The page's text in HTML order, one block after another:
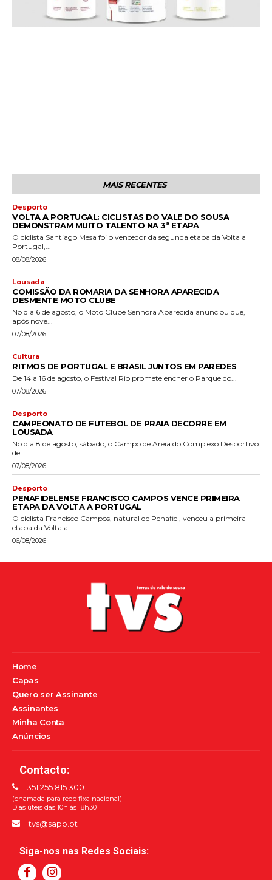
MAIS RECENTES
Desporto
VOLTA A PORTUGAL: CICLISTAS DO VALE DO SOUSA
DEMONSTRAM MUITO TALENTO NA 3ª ETAPA
O ciclista Santiago Mesa foi o vencedor da segunda etapa da Volta a
Portugal,...
08/08/2026
Lousada
COMISSÃO DA ROMARIA DA SENHORA APARECIDA
DESMENTE MOTO CLUBE
No dia 6 de agosto, o Moto Clube Senhora Aparecida anunciou que,
após nove...
07/08/2026
Cultura
RITMOS DE PORTUGAL E BRASIL JUNTOS EM PAREDES
De 14 a 16 de agosto, o Festival Rio promete encher o Parque do...
07/08/2026
Desporto
CAMPEONATO DE FUTEBOL DE PRAIA DECORRE EM
LOUSADA
No dia 8 de agosto, sábado, o Campo de Areia do Complexo Desportivo
de...
07/08/2026
Desporto
PENAFIDELENSE FRANCISCO CAMPOS VENCE PRIMEIRA
ETAPA DA VOLTA A PORTUGAL
O ciclista Francisco Campos, natural de Penafiel, venceu a primeira
etapa da Volta a...
06/08/2026
Home
Capas
Quero ser Assinante
Assinantes
Minha Conta
Anúncios
Contacto:
351 255 815 300
(chamada para rede fixa nacional)
Dias úteis das 10h às 18h30
tvs@sapo.pt
Siga-nos nas Redes Sociais: